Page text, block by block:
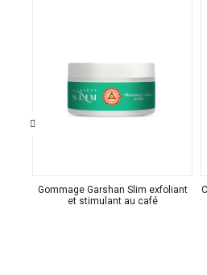
Gommage Garshan Slim exfoliant
et stimulant au café